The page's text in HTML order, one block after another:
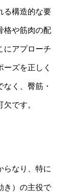
る構造的な要
格や筋肉の配
にアプローチ
ズを正しく
く、臀筋・
です。
らなり、特に
き）の主役で